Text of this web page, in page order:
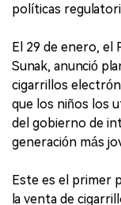
políticas
El 29 de enero, el
Sunak, anunció
cigarrillos
que los niños los
del gobierno de
generación más
Este es el primer
la venta de